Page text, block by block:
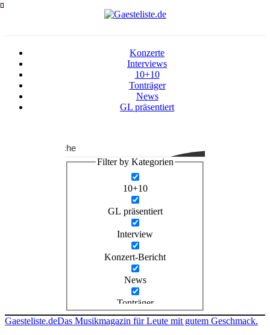
Konzerte
Interviews
10+10
Tonträger
News
GL präsentiert
Suche
Filter by Kategorien
10+10
GL präsentiert
Interview
Konzert-Bericht
News
Tonträger
Gaesteliste.deDas Musikmagazin für Leute mit gutem Geschmack.